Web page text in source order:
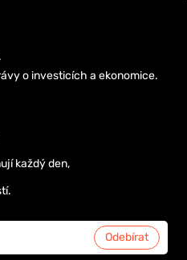
o investicích a ekonomice.
každý den,